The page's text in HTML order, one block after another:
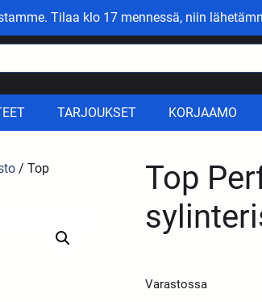
Tilaa klo 17 mennessä, niin
TARJOUKSET KORJAAMO
/ Top
Top
Varastossa